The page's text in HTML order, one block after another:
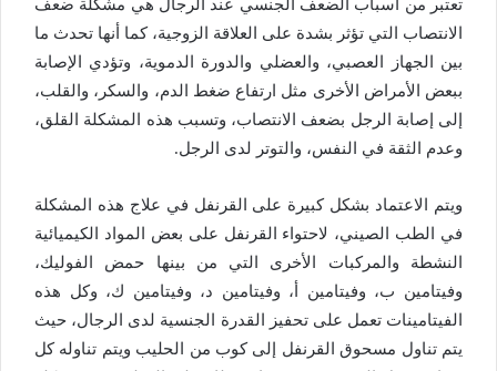
تعتبر من أسباب الضعف الجنسي عند الرجال هي مشكلة ضعف
الانتصاب التي تؤثر بشدة على العلاقة الزوجية، كما أنها تحدث ما
بين الجهاز العصبي، والعضلي والدورة الدموية، وتؤدي الإصابة
ببعض الأمراض الأخرى مثل ارتفاع ضغط الدم، والسكر، والقلب،
إلى إصابة الرجل بضعف الانتصاب، وتسبب هذه المشكلة القلق،
وعدم الثقة في النفس، والتوتر لدى الرجل.
ويتم الاعتماد بشكل كبيرة على القرنفل في علاج هذه المشكلة
في الطب الصيني، لاحتواء القرنفل على بعض المواد الكيميائية
النشطة والمركبات الأخرى التي من بينها حمض الفوليك،
وفيتامين ب، وفيتامين أ، وفيتامين د، وفيتامين ك، وكل هذه
الفيتامينات تعمل على تحفيز القدرة الجنسية لدى الرجال، حيث
يتم تناول مسحوق القرنفل إلى كوب من الحليب ويتم تناوله كل